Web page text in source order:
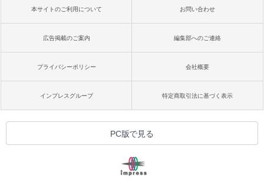
本サイトのご利用について お問い合わせ
広告掲載のご案内 編集部へのご連絡
プライバシーポリシー 会社概要
インプレスグループ 特定商取引法に基づく表示
PC版で見る